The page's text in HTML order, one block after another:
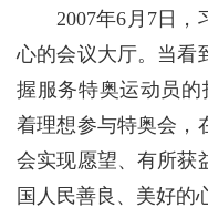
2007年6月7日，
心的会议大厅。当看
握服务特奥运动员
着理想参与特奥会，
会实现愿望、有所获
国人民善良、美好的